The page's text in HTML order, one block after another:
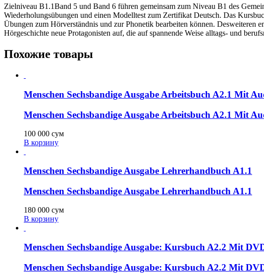
Zielniveau B1.1Band 5 und Band 6 führen gemeinsam zum Niveau B1 des
Wiederholungsübungen und einen Modelltest zum Zertifikat Deutsch. Das
Übungen zum Hörverständnis und zur Phonetik bearbeiten können.
Hörgeschichte neue Protagonisten auf, die auf spannende Weise alltags- und
Похожие товары
Menschen Sechsbandige Ausgabe Arbeitsbuch A2.1 Mit
Menschen Sechsbandige Ausgabe Arbeitsbuch A2.1 Mit
100 000 сум
В корзину
Menschen Sechsbandige Ausgabe Lehrerhandbuch A1.1
Menschen Sechsbandige Ausgabe Lehrerhandbuch A1.1
180 000 сум
В корзину
Menschen Sechsbandige Ausgabe: Kursbuch A2.2 Mit
Menschen Sechsbandige Ausgabe: Kursbuch A2.2 Mit